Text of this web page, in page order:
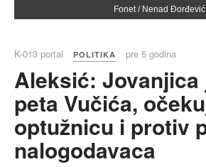
Fonet / Nenad Đorđević
K-013 portal POLITIKA pre 5 godina
Aleksić: Jovanjica
peta Vučića,
optužnicu i protiv
nalogodavaca